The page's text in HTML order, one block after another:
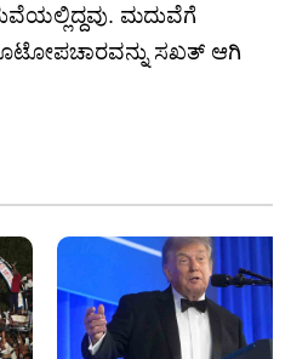
ಮದುವೆಗೆ
ಸಖತ್ ಆಗಿ